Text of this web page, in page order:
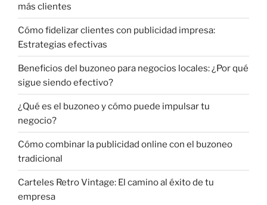
más clientes
Cómo fidelizar clientes con publicidad impresa:
Estrategias efectivas
Beneficios del buzoneo para negocios locales: ¿Por qué
sigue siendo efectivo?
¿Qué es el buzoneo y cómo puede impulsar tu
negocio?
Cómo combinar la publicidad online con el buzoneo
tradicional
Carteles Retro Vintage: El camino al éxito de tu
empresa